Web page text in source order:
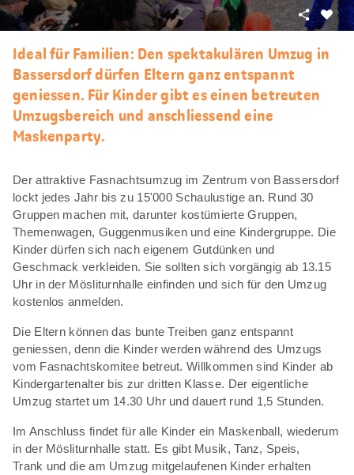
Als
Teilen
Ideal für Familien: Den spektakulären Umzug in
Bassersdorf dürfen Eltern ganz entspannt
geniessen. Für Kinder gibt es einen betreuten
Umzugsbereich und anschliessend eine
Maskenparty.
Der attraktive Fasnachtsumzug im Zentrum von Bassersdorf
lockt jedes Jahr bis zu 15'000 Schaulustige an. Rund 30
Gruppen machen mit, darunter kostümierte Gruppen,
Themenwagen, Guggenmusiken und eine Kindergruppe. Die
Kinder dürfen sich nach eigenem Gutdünken und
Geschmack verkleiden. Sie sollten sich vorgängig ab 13.15
Uhr in der Mösliturnhalle einfinden und sich für den Umzug
kostenlos anmelden.
Die Eltern können das bunte Treiben ganz entspannt
geniessen, denn die Kinder werden während des Umzugs
vom Fasnachtskomitee betreut. Willkommen sind Kinder ab
Kindergartenalter bis zur dritten Klasse. Der eigentliche
Umzug startet um 14.30 Uhr und dauert rund 1,5 Stunden.
Im Anschluss findet für alle Kinder ein Maskenball, wiederum
in der Mösliturnhalle statt. Es gibt Musik, Tanz, Speis,
Trank und die am Umzug mitgelaufenen Kinder erhalten